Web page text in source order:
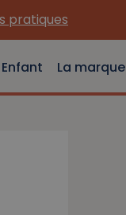
pratiques
Enfant La marque